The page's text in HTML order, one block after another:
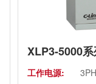
工作电源: